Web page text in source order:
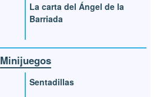
La carta del Ángel de la
Barriada
Minijuegos
Sentadillas